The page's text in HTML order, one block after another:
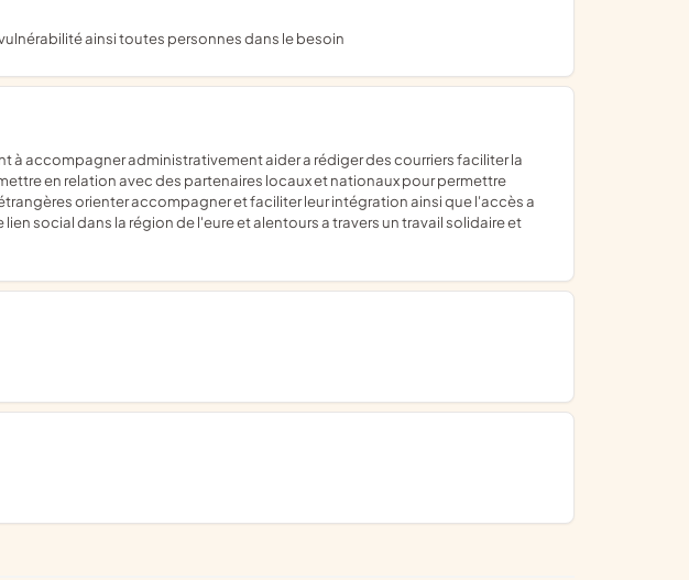
ainsi toutes personnes dans le besoin
en relation avec des partenaires locaux et nationaux pour permettre
orienter accompagner et faciliter leur intégration ainsi que l'accès a
social dans la région de l'eure et alentours a travers un travail solidaire et